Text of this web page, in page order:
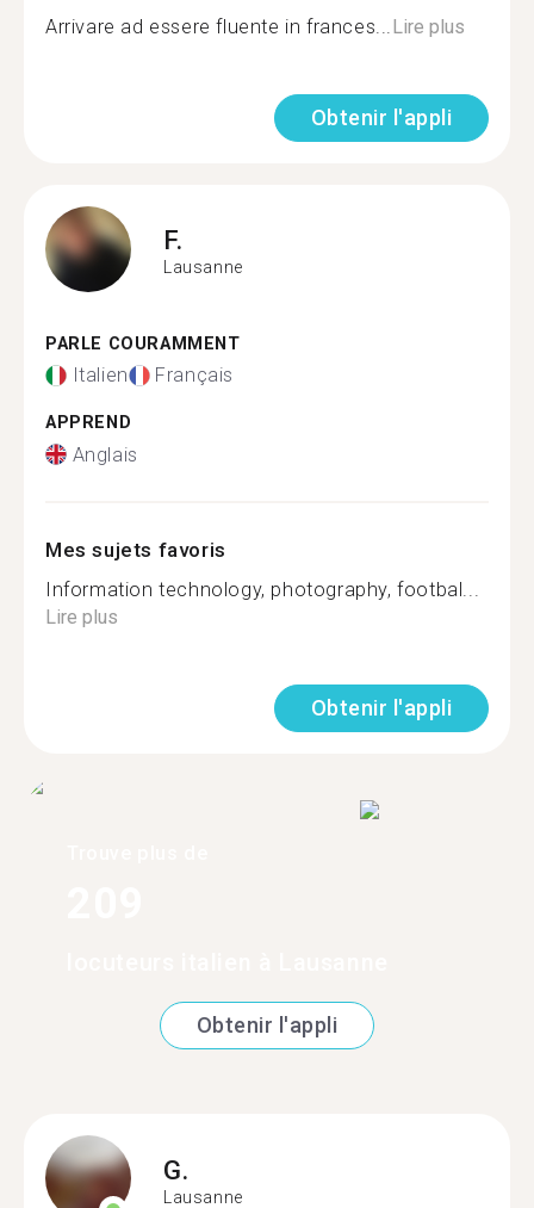
Arrivare ad essere fluente in frances... Lire plus
Obtenir l'appli
F.
Lausanne
PARLE COURAMMENT
Italien Français
APPREND
Anglais
Mes sujets favoris
Information technology, photography, footbal...
Lire plus
Obtenir l'appli
Obtenir l'appli
G.
Lausanne